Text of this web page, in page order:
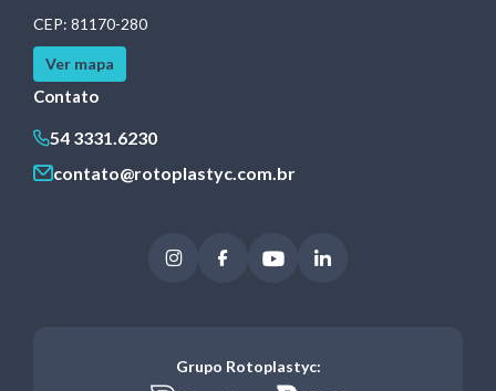
CEP: 81170-280
Ver mapa
Contato
54 3331.6230
contato@rotoplastyc.com.br
InstagramFacebookYoutubeLinkedIn
Grupo Rotoplastyc: